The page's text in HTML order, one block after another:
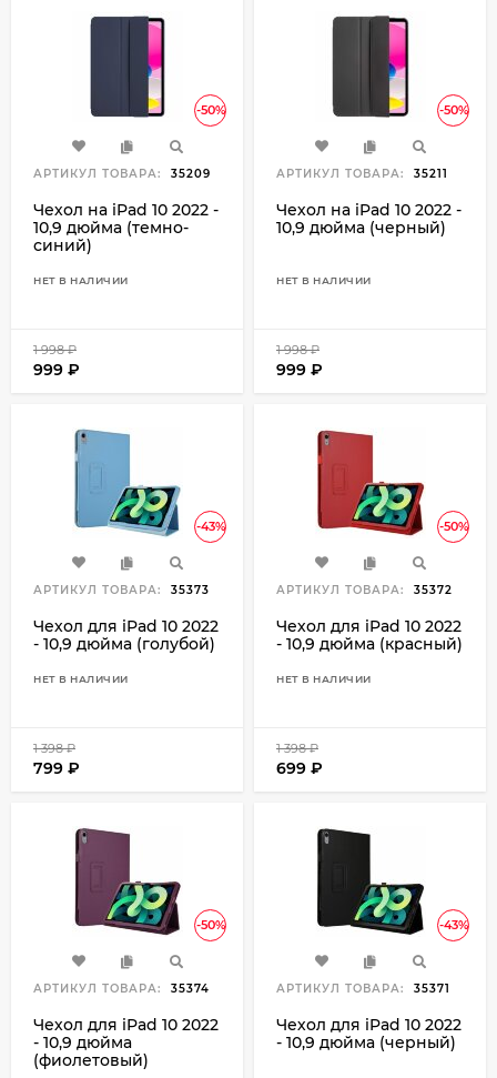
-50%
АРТИКУЛ ТОВАРА: 35209
Чехол на iPad 10 2022 -
10,9 дюйма (темно-
синий)
НЕТ В НАЛИЧИИ
1 998₽
999 ₽
-50%
АРТИКУЛ ТОВАРА: 35211
Чехол на iPad 10 2022 -
10,9 дюйма (черный)
НЕТ В НАЛИЧИИ
1 998₽
999 ₽
-43%
АРТИКУЛ ТОВАРА: 35373
Чехол для iPad 10 2022
- 10,9 дюйма (голубой)
НЕТ В НАЛИЧИИ
1 398₽
799 ₽
-50%
АРТИКУЛ ТОВАРА: 35372
Чехол для iPad 10 2022
- 10,9 дюйма (красный)
НЕТ В НАЛИЧИИ
1 398₽
699 ₽
-50%
АРТИКУЛ ТОВАРА: 35374
Чехол для iPad 10 2022
- 10,9 дюйма
(фиолетовый)
-43%
АРТИКУЛ ТОВАРА: 35371
Чехол для iPad 10 2022
- 10,9 дюйма (черный)